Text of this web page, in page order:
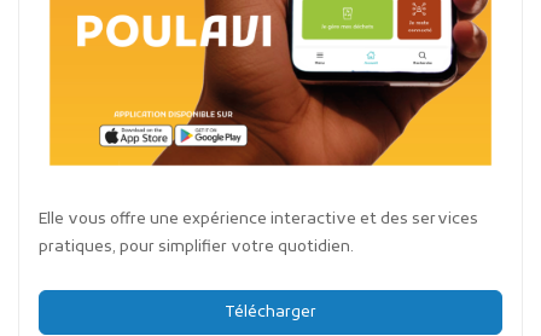
Elle vous offre une expérience interactive et des services
pratiques, pour simplifier votre quotidien.
Télécharger